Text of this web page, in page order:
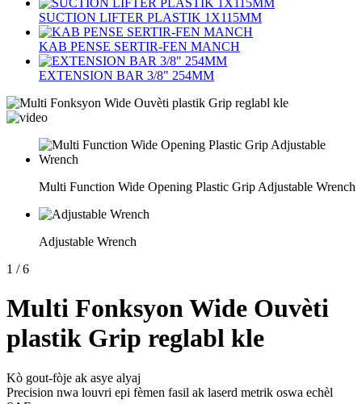
SUCTION LIFTER PLASTIK 1X115MM
KAB PENSE SERTIR-FEN MANCH
EXTENSION BAR 3/8" 254MM
Multi Function Wide Opening Plastic Grip Adjustable Wrench
Adjustable Wrench
1 / 6
Multi Fonksyon Wide Ouvèti
plastik Grip reglabl kle
Kò gout-fòje ak asye alyaj
Precision nwa louvri epi fèmen fasil ak laserd metrik oswa echèl